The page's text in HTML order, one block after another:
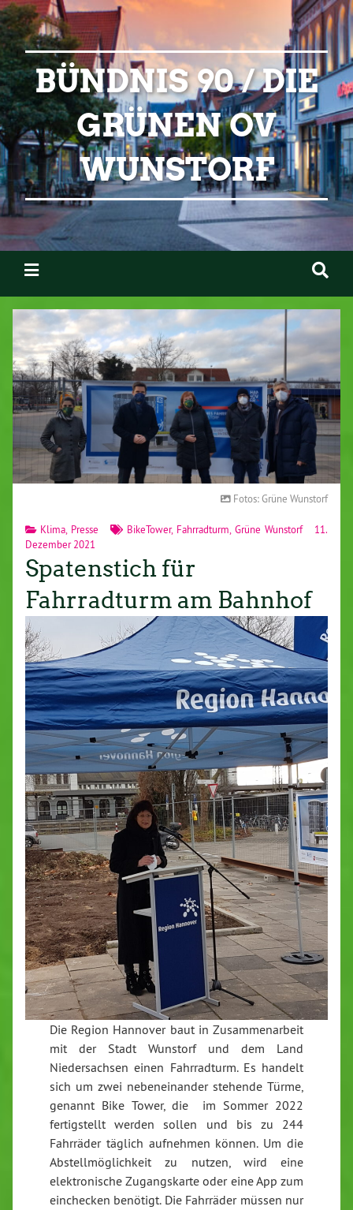
BÜNDNIS 90 / DIE
GRÜNEN OV
WUNSTORF
Fotos: Grüne Wunstorf
Klima Presse BikeTower, Fahrradturm Grüne Wunstorf
11.
Dezember 2021
Spatenstich für
Fahrradturm am Bahnhof
Die Region Hannover baut in Zusammenarbeit
mit der Stadt Wunstorf und dem Land
Niedersachsen einen Fahrradturm. Es handelt
sich um zwei nebeneinander stehende Türme,
genannt Bike Tower, die im Sommer 2022
fertigstellt werden sollen und bis zu 244
Fahrräder täglich aufnehmen können. Um die
Abstellmöglichkeit zu nutzen, wird eine
elektronische Zugangskarte oder eine App zum
einchecken benötigt. Die Fahrräder müssen nur